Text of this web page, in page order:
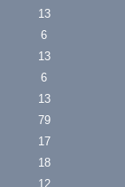
13
6
13
6
13
79
17
18
12